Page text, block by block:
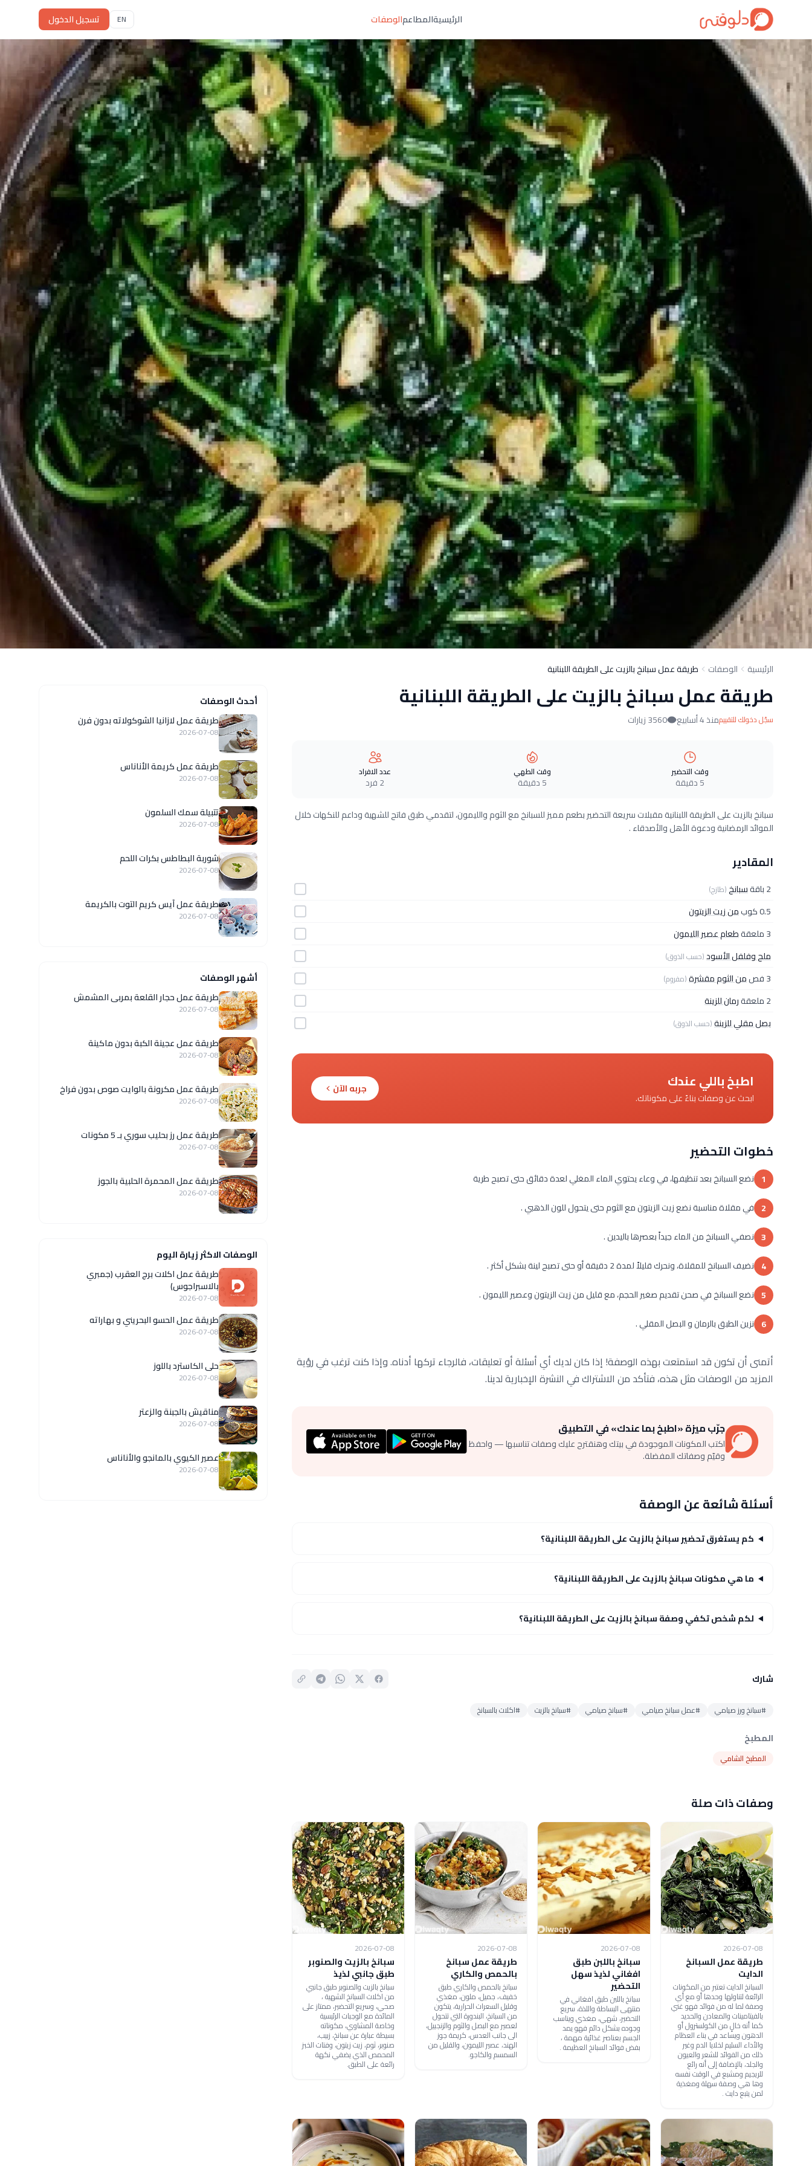
الرئيسيةالمطاعمالوصفات EN تسجيل الدخول
الرئيسية الوصفات طريقة عمل سبانخ بالزيت على الطريقة اللبنانية
طريقة عمل سبانخ بالزيت على الطريقة اللبنانية
سجّل دخولك للتقييممنذ 4 أسابيع 3560 زيارات
وقت التحضير
5 دقيقة
وقت الطهي
5 دقيقة
عدد الافراد
2 فرد
سبانخ بالزيت على الطريقة اللبنانية مقبلات سريعة التحضير بطعم مميز للسبانخ مع الثوم والليمون، لتقدمي طبق فاتح للشهية وداعم للنكهات خلال
الموائد الرمضانية ودعوة الأهل والأصدقاء .
المقادير
2 باقة سبانخ(طازج)
0.5 كوب
من زيت الزيتون
3 ملعقة
طعام عصير الليمون
ملح وفلفل الأسود(حسب الذوق)
3 فص من الثوم مقشرة(مفروم)
2 ملعقة
رمان للزينة
بصل مقلي للزينة(حسب الذوق)
اطبخ باللي عندك
ابحث عن وصفات بناءً على مكوناتك.
جربه الآن
خطوات التحضير
1 نضع السبانخ بعد تنظيفها، في وعاء يحتوي الماء المغلي لعدة دقائق حتى تصبح طرية
2 في مقلاة مناسبة نضع زيت الزيتون مع الثوم حتى يتحول للون الذهبي .
3 نصفي السبانخ من الماء جيداً بعصرها باليدين .
4 نضيف السبانخ للمقلاة، ونحرك قليلاً لمدة 2 دقيقة أو حتى تصبح لينة بشكل أكثر .
5 نضع السبانخ في صحن تقديم صغير الحجم، مع قليل من زيت الزيتون وعصير الليمون .
6 نزين الطبق بالرمان و البصل المقلي .
أتمنى أن تكون قد استمتعت بهذه الوصفة! إذا كان لديك أي أسئلة أو تعليقات، فالرجاء تركها أدناه. وإذا كنت ترغب في رؤية
المزيد من الوصفات مثل هذه، فتأكد من الاشتراك في النشرة الإخبارية لدينا.
جرّب ميزة «اطبخ بما عندك» في التطبيق
اكتب المكونات الموجودة في بيتك وهنقترح عليك وصفات تناسبها — واحفظ
وقيّم وصفاتك المفضلة.
أسئلة شائعة عن الوصفة
كم يستغرق تحضير سبانخ بالزيت على الطريقة اللبنانية؟
ما هي مكونات سبانخ بالزيت على الطريقة اللبنانية؟
لكم شخص تكفي وصفة سبانخ بالزيت على الطريقة اللبنانية؟
شارك
#سبانخ ورز صيامي #عمل سبانخ صيامي #سبانخ صيامي #سبانخ بالزيت #اكلات بالسبانخ
المطبخ
المطبخ الشامي
وصفات ذات صلة
2026-07-08
طريقة عمل السبانخ
الدايت
السبانخ الدايت تعتبر من المكونات
الرائعة لتناولها وحدها أو مع أي
وصفة لما له من فوائد فهو غني
بالفيتامينات والمعادن والحديد
كما أنه خالٍ من الكولسترول أو
الدهون ويساعد في بناء العظام
والأداء السليم لخلايا الدم وغير
ذلك من الفوائد للشعر والعيون
والجلد، بالإضافة إلى أنه رائع
للريجيم ومشبع في الوقت نفسه
وها هي وصفة سهلة ومغذية
لمن يتبع دايت .
2026-07-08
سبانخ باللبن طبق
افغاني لذيذ سهل
التحضير
سبانخ باللبن طبق افغاني في
منتهى البساطة واللذة، سريع
التحضير، شهي، مغذي ويناسب
وجوده بشكل دائم فهو يمد
الجسم بعناصر غذائية مهمة ،
بفض فوائد السبانخ العظيمة .
2026-07-08
طريقة عمل سبانخ
بالحمص والكاري
سبانخ بالحمص والكاري طبق
خفيف، جميل، ملون، مغذي
وقليل السعرات الحرارية، يتكون
من السبانخ، البندورة التي تتحول
لعصير مع البصل والثوم والزنجبيل،
الى جانب العدس، كريمة جوز
الهند، عصير الليمون، والقليل من
السمسم والكاجو.
2026-07-08
سبانخ بالزيت والصنوبر
طبق جانبي لذيذ
سبانخ بالزيت والصنوبر طبق جانبي
من اكلات السبانخ الشهية ،
صحي، وسريع التحضير، ممتاز على
المائدة مع الوجبات الرئيسية
وخاصة المشاوي، مكوناته
بسيطة عبارة عن سبانخ، زبيب،
صنوبر، ثوم، زيت زيتون، وفتات الخبز
المحمص الذي يضفي نكهة
رائعة على الطبق.
أحدث الوصفات
طريقة عمل لازانيا الشوكولاته بدون فرن
2026-07-08
طريقة عمل كريمة الأناناس
2026-07-08
تتبيلة سمك السلمون
2026-07-08
شوربة البطاطس بكرات اللحم
2026-07-08
طريقة عمل آيس كريم التوت بالكريمة
2026-07-08
أشهر الوصفات
طريقة عمل حجار القلعة بمربى المشمش
2026-07-08
طريقة عمل عجينة الكبة بدون ماكينة
2026-07-08
طريقة عمل مكرونة بالوايت صوص بدون فراخ
2026-07-08
طريقة عمل رز بحليب سوري بـ 5 مكونات
2026-07-08
طريقة عمل المحمرة الحلبية بالجوز
2026-07-08
الوصفات الاكثر زيارة اليوم
طريقة عمل اكلات برج العقرب (جمبري
بالاسبراجوس)
2026-07-08
طريقة عمل الحسو البحريني و بهاراته
2026-07-08
حلى الكاسترد باللوز
2026-07-08
مناقيش بالجبنة والزعتر
2026-07-08
عصير الكيوي بالمانجو والأناناس
2026-07-08